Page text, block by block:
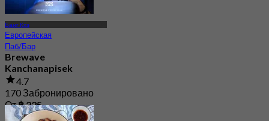
Банг Кхэ
Европейская
Паб/Бар
Brewave
Kanchanapisek
4.7
170 Забронировано
От฿ 225